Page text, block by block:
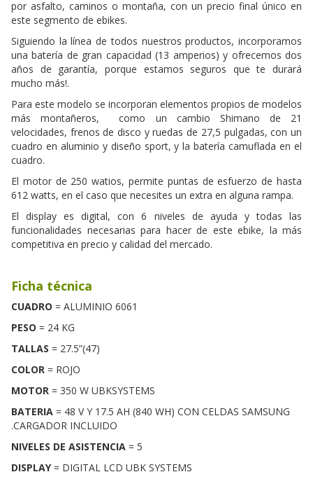
por asfalto, caminos o montaña, con un precio final único en
este segmento de ebikes.
Siguiendo la línea de todos nuestros productos, incorporamos
una batería de gran capacidad (13 amperios) y ofrecemos dos
años de garantía, porque estamos seguros que te durará
mucho más!.
Para este modelo se incorporan elementos propios de modelos
más montañeros, como un cambio Shimano de 21
velocidades, frenos de disco y ruedas de 27,5 pulgadas, con un
cuadro en aluminio y diseño sport, y la batería camuflada en el
cuadro.
El motor de 250 watios, permite puntas de esfuerzo de hasta
612 watts, en el caso que necesites un extra en alguna rampa.
El display es digital, con 6 niveles de ayuda y todas las
funcionalidades necesarias para hacer de este ebike, la más
competitiva en precio y calidad del mercado.
Ficha técnica
CUADRO = ALUMINIO 6061
PESO = 24 KG
TALLAS = 27.5”(47)
COLOR = ROJO
MOTOR = 350 W UBKSYSTEMS
BATERIA = 48 V Y 17.5 AH (840 WH) CON CELDAS SAMSUNG
.CARGADOR INCLUIDO
NIVELES DE ASISTENCIA = 5
DISPLAY= DIGITAL LCD UBK SYSTEMS